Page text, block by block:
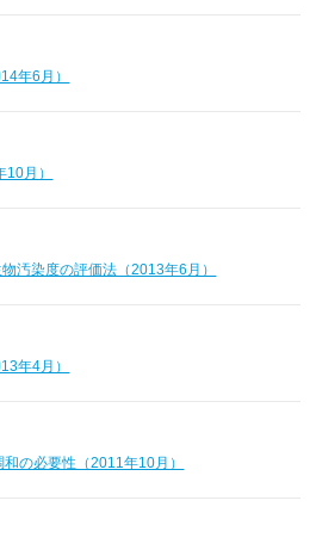
年6月）
月）
汚染度の評価法（2013年6月）
年4月）
の必要性（2011年10月）